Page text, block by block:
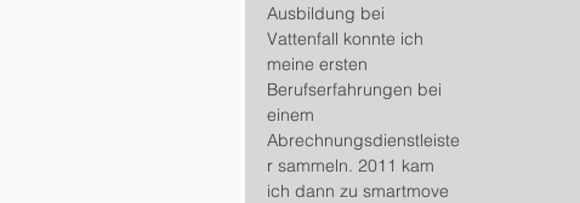
Ausbildung bei
Vattenfall konnte ich
meine ersten
Berufserfahrungen bei
einem
Abrechnungsdienstleiste
r sammeln. 2011 kam
ich dann zu smartmove